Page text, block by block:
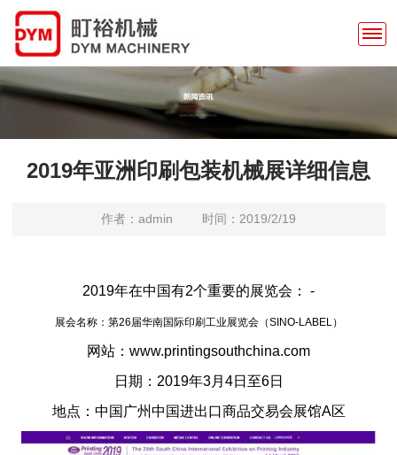
2019年亚洲印刷包装机械展详细信息
作者：admin 时间：2019/2/19
2019年在中国有2个重要的展览会： -
展会名称：第26届华南国际印刷工业展览会（SINO-LABEL）
网站：www.printingsouthchina.com
日期：2019年3月4日至6日
地点：中国广州中国进出口商品交易会展馆A区